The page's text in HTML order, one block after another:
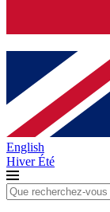
English
HiverÉté
Buscar: